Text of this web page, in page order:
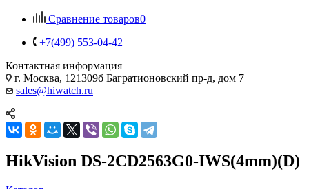
Сравнение товаров0
+7(499) 553-04-42
Контактная информация
г. Москва, 121309б Багратионовский пр-д, дом 7
sales@hiwatch.ru
HikVision DS-2CD2563G0-IWS(4mm)(D)